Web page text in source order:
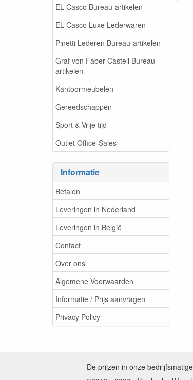
EL Casco Bureau-artikelen
EL Casco Luxe Lederwaren
Pinetti Lederen Bureau-artikelen
Graf von Faber Castell Bureau-
artikelen
Kantoormeubelen
Gereedschappen
Sport & Vrije tijd
Outlet Office-Sales
Informatie
Betalen
Leveringen in Nederland
Leveringen in België
Contact
Over ons
Algemene Voorwaarden
Informatie / Prijs aanvragen
Privacy Policy
De prijzen in onze